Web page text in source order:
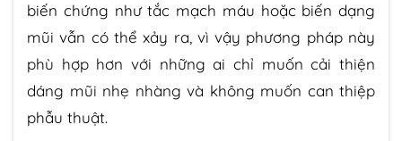
biến chứng như tắc mạch máu hoặc biến dạng
mũi vẫn có thể xảy ra, vì vậy phương pháp này
phù hợp hơn với những ai chỉ muốn cải thiện
dáng mũi nhẹ nhàng và không muốn can thiệp
phẫu thuật.